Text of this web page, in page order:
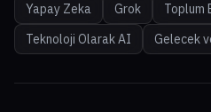
Yapay Zeka Grok
Toplum
Teknoloji Olarak AI
Gelecek